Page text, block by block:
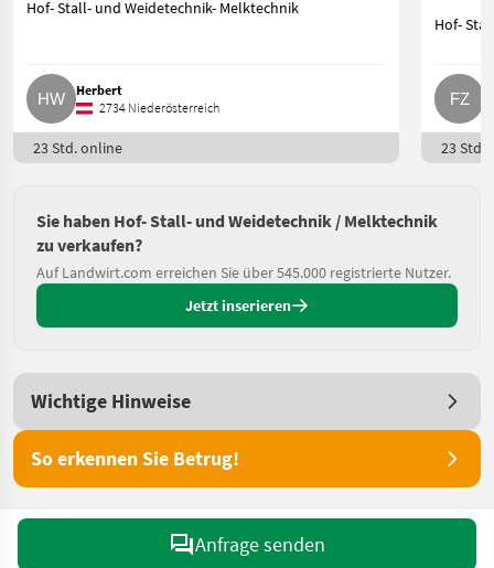
Hof- Stall- und Weidetechnik- Melktechnik
Herbert
2734 Niederösterreich
23 Std. online
Hof-
23 Std.
Sie haben Hof- Stall- und Weidetechnik / Melktechnik
zu verkaufen?
Auf Landwirt.com erreichen Sie über 545.000 registrierte Nutzer.
Jetzt inserieren
Wichtige Hinweise
So erkennen Sie Betrug!
Anfrage senden